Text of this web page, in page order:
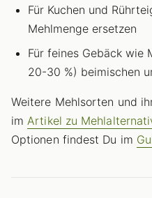
Für Kuchen und
Mehlmenge ersetzen
Für feines Gebäck wie
20-30 %) beimischen
Weitere Mehlsorten und
im Artikel zu
Optionen findest Du im